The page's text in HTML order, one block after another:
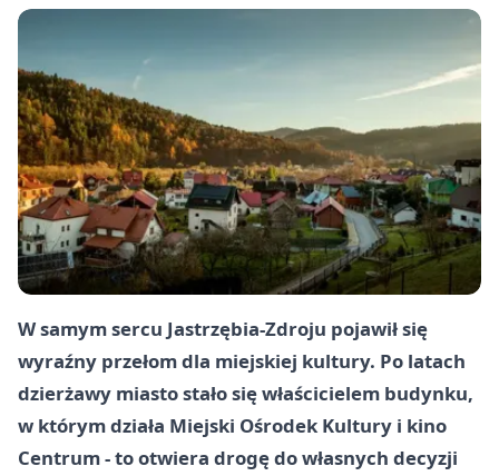
W samym sercu Jastrzębia-Zdroju pojawił się
wyraźny przełom dla miejskiej kultury. Po latach
dzierżawy miasto stało się właścicielem budynku,
w którym działa Miejski Ośrodek Kultury i kino
Centrum - to otwiera drogę do własnych decyzji